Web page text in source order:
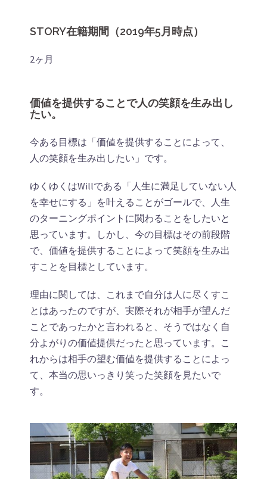
STORY在籍期間（2019年5月時点）
2ヶ月
価値を提供することで人の笑顔を生み出し
たい。
今ある目標は「価値を提供することによって、
人の笑顔を生み出したい」です。
ゆくゆくはWillである「人生に満足していない人
を幸せにする」を叶えることがゴールで、人生
のターニングポイントに関わることをしたいと
思っています。しかし、今の目標はその前段階
で、価値を提供することによって笑顔を生み出
すことを目標としています。
理由に関しては、これまで自分は人に尽くすこ
とはあったのですが、実際それが相手が望んだ
ことであったかと言われると、そうではなく自
分よがりの価値提供だったと思っています。こ
れからは相手の望む価値を提供することによっ
て、本当の思いっきり笑った笑顔を見たいで
す。